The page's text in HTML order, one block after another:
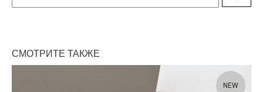
СМОТРИТЕ ТАКЖЕ
NEW